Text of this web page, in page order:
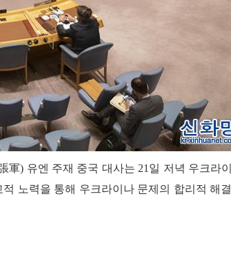
) 유엔 주재 중국 대사는 21일 저녁 우크라
노력을 통해 우크라이나 문제의 합리적 해